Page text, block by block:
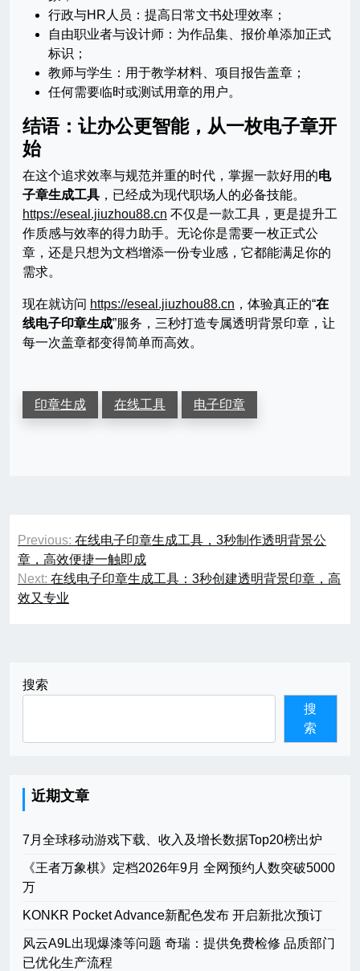
行政与HR人员：提高日常文书处理效率；
自由职业者与设计师：为作品集、报价单添加正式
标识；
教师与学生：用于教学材料、项目报告盖章；
任何需要临时或测试用章的用户。
结语：让办公更智能，从一枚电子章开
始
在这个追求效率与规范并重的时代，掌握一款好用的电
子章生成工具 ，已经成为现代职场人的必备技能。
https://eseal.jiuzhou88.cn 不仅是一款工具，更是提升工
作质感与效率的得力助手。无论你是需要一枚正式公
章，还是只想为文档增添一份专业感，它都能满足你的
需求。
现在就访问 https://eseal.jiuzhou88.cn ，体验真正的“在
线电子印章生成”服务，三秒打造专属透明背景印章，让
每一次盖章都变得简单而高效。
印章生成 在线工具 电子印章
文
章
导
Previous: 在线电子印章生成工具，3秒制作透明背景公
章，高效便捷一触即成
Next: 在线电子印章生成工具：3秒创建透明背景印章，高
效又专业
搜索
搜
索
近期文章
7月全球移动游戏下载、收入及增长数据Top20榜出炉
《王者万象棋》定档2026年9月 全网预约人数突破5000
万
KONKR Pocket Advance新配色发布 开启新批次预订
风云A9L出现爆漆等问题 奇瑞：提供免费检修 品质部门
已优化生产流程